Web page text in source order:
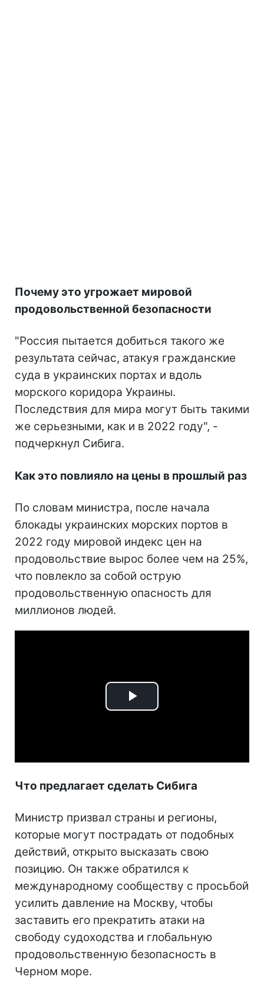
Почему это угрожает мировой
продовольственной безопасности
"Россия пытается добиться такого же
результата сейчас, атакуя гражданские
суда в украинских портах и вдоль
морского коридора Украины.
Последствия для мира могут быть такими
же серьезными, как и в 2022 году", -
подчеркнул Сибига.
Как это повлияло на цены в прошлый раз
По словам министра, после начала
блокады украинских морских портов в
2022 году мировой индекс цен на
продовольствие вырос более чем на 25%,
что повлекло за собой острую
продовольственную опасность для
миллионов людей.
Play
Что предлагает сделать Сибига
Министр призвал страны и регионы,
которые могут пострадать от подобных
действий, открыто высказать свою
позицию. Он также обратился к
международному сообществу с просьбой
усилить давление на Москву, чтобы
заставить его прекратить атаки на
свободу судоходства и глобальную
продовольственную безопасность в
Черном море.